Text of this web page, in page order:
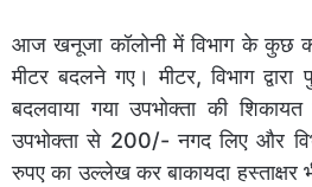
आज खनूजा कॉलोनी में विभाग के कुछ
मीटर बदलने गए। मीटर, विभाग
बदलवाया गया उपभोक्ता की
उपभोक्ता से 200/- नगद लिए और
रुपए का उल्लेख कर बाकायदा हस्ताक्षर